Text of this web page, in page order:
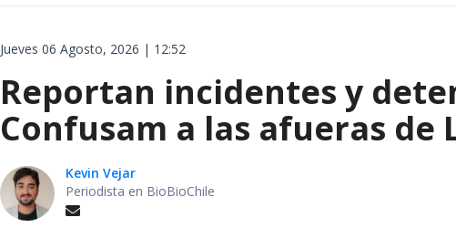
Jueves 06 Agosto, 2026 | 12:52
Reportan incidentes y
Confusam a las afueras de
Kevin Vejar
Periodista en BioBioChile